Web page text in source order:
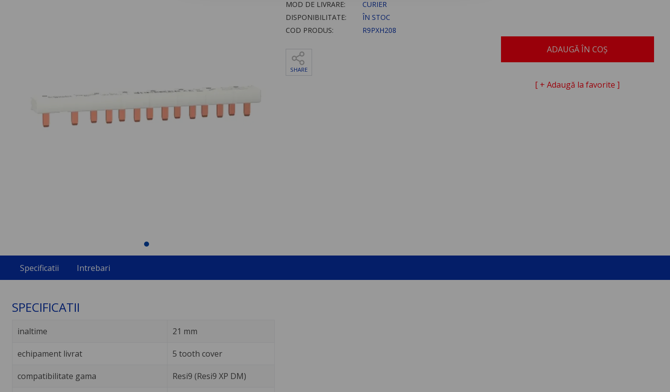
MOD DE LIVRARE:
CURIER
DISPONIBILITATE:
ÎN STOC
COD PRODUS:
R9PXH208
SHARE
ADAUGĂ ÎN COȘ
[ + Adaugă la favorite ]
Specificatii Intrebari
SPECIFICATII
inaltime 21 mm
echipament livrat 5 tooth cover
compatibilitate gama Resi9 (Resi9 XP DM)